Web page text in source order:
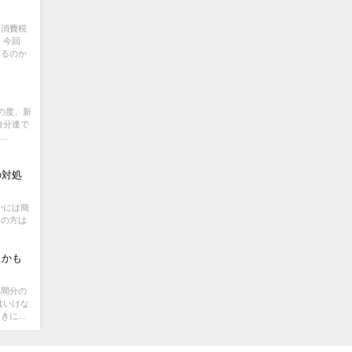
費税
今回
のか
度、新
分達で
処
には簡
方は
も
分の
いけな
に...